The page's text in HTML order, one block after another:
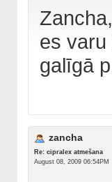
es varu
galīgā
zancha
Re: cipralex atmešana
August 08, 2009 06:54PM